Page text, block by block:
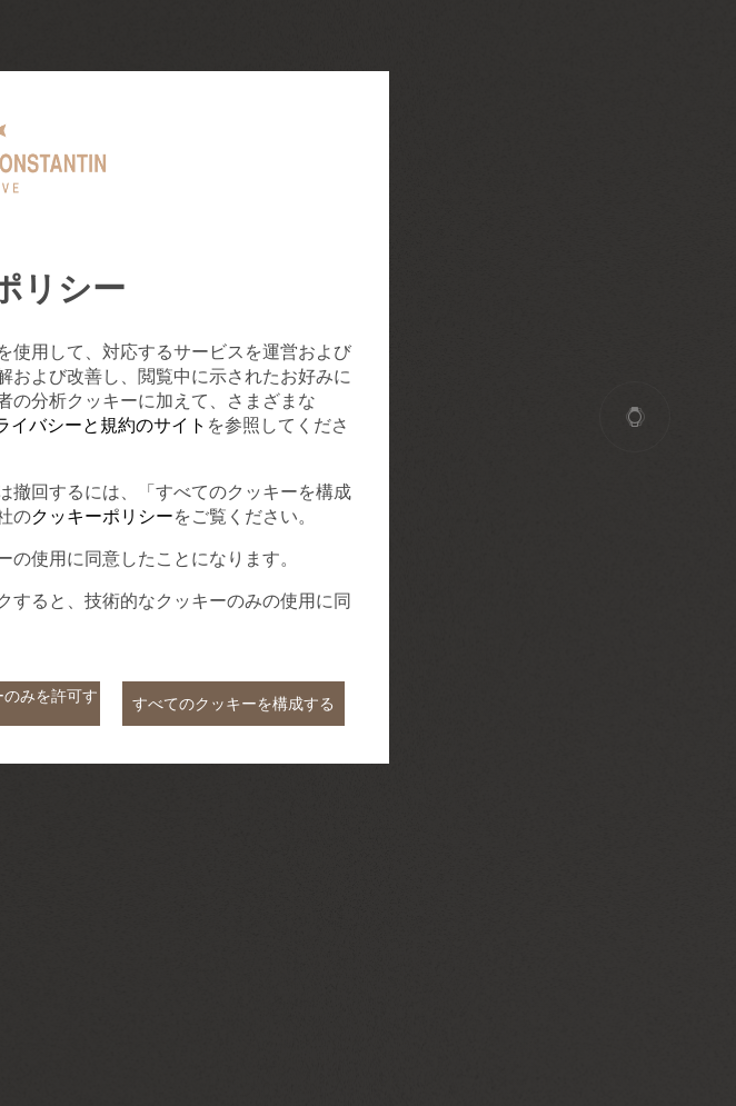
リシー
使用して、対応するサービスを運営および
および改善し、閲覧中に示されたお好みに
の分析クッキーに加えて、さまざまな
イバシーと規約のサイト を参照してくださ
撤回するには、「すべてのクッキーを構成
のクッキーポリシーをご覧ください。
の使用に同意したことになります。
すると、技術的なクッキーのみの使用に同
みを許可す すべてのクッキーを構成する